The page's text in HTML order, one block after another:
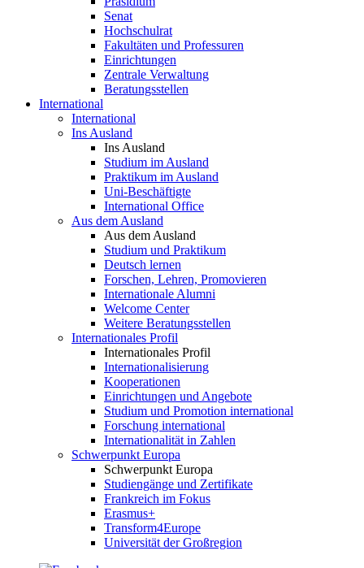
Senat
Hochschulrat
Fakultäten und Professuren
Einrichtungen
Zentrale Verwaltung
Beratungsstellen
International
International
Ins Ausland
Ins Ausland
Studium im Ausland
Praktikum im Ausland
Uni-Beschäftigte
International Office
Aus dem Ausland
Aus dem Ausland
Studium und Praktikum
Deutsch lernen
Forschen, Lehren, Promovieren
Internationale Alumni
Welcome Center
Weitere Beratungsstellen
Internationales Profil
Internationales Profil
Internationalisierung
Kooperationen
Einrichtungen und Angebote
Studium und Promotion international
Forschung international
Internationalität in Zahlen
Schwerpunkt Europa
Schwerpunkt Europa
Studiengänge und Zertifikate
Frankreich im Fokus
Erasmus+
Transform4Europe
Universität der Großregion